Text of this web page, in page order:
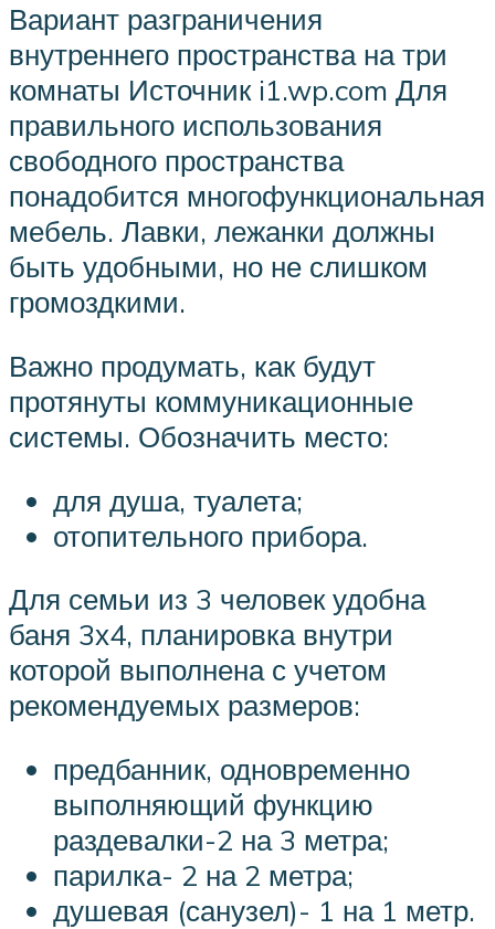
Вариант разграничения
внутреннего пространства на три
комнаты Источник i1.wp.com Для
правильного использования
свободного пространства
понадобится многофункциональная
мебель. Лавки, лежанки должны
быть удобными, но не слишком
громоздкими.
Важно продумать, как будут
протянуты коммуникационные
системы. Обозначить место:
для душа, туалета;
отопительного прибора.
Для семьи из 3 человек удобна
баня 3х4, планировка внутри
которой выполнена с учетом
рекомендуемых размеров:
предбанник, одновременно
выполняющий функцию
раздевалки-2 на 3 метра;
парилка- 2 на 2 метра;
душевая (санузел)- 1 на 1 метр.